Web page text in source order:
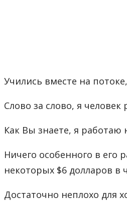
Учились вместе на
Слово за слово, я
Как Вы знаете, я
Ничего особенного в его
некоторых $6 долларов в
Достаточно неплохо для